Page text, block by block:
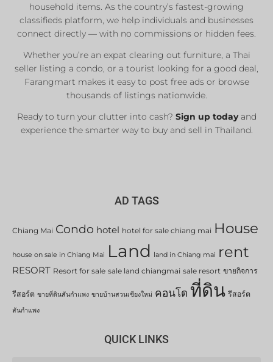
household items. As the country’s fastest-growing
classifieds platform, we help individuals and businesses
connect directly — with no commissions or hidden fees.
Whether you’re an expat clearing out furniture, a Thai
seller listing a condo, or a tourist looking for a good deal,
Farangmart makes it easy to post free ads or browse
thousands of listings nationwide.
Ready to turn your clutter into cash? Sign up todayand
experience the smarter way to buy and sell in Thailand.
AD TAGS
Chiang Mai Condo hotel hotel for sale chiang mai House
house on sale in Chiang Mai Land land in Chiang mai rent
RESORT Resort for sale sale land chiangmai sale resort ขายกิจการ
รีสอร์ต ขายที่ดินสันกำแพง ขายบ้านสวนเชียงใหม่ คอนโด ที่ดิน รีสอร์ต
สันกำแพง
QUICK LINKS